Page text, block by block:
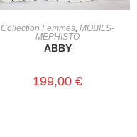
CHOIX DES OPTIONS
Collection Femmes MOBILS-
MEPHISTO
ABBY
199,00 €